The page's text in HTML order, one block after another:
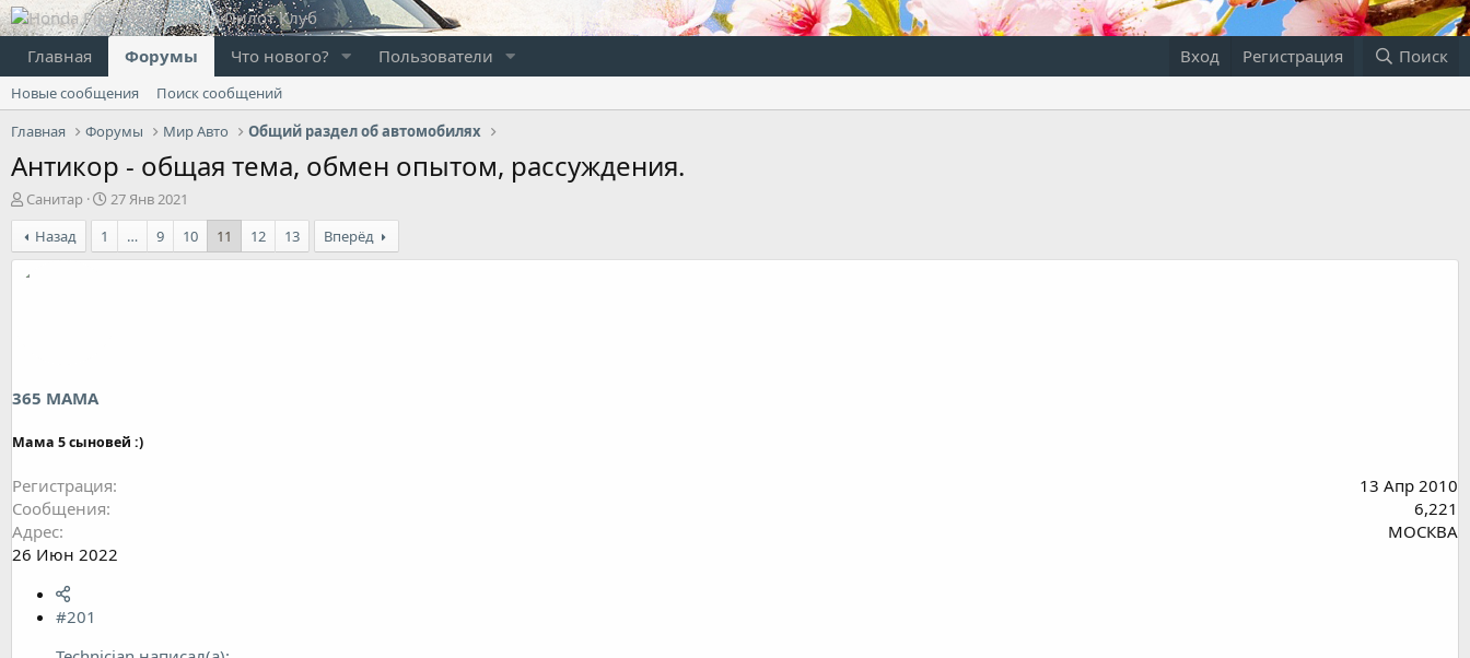
Главная Форумы Что нового? Пользователи Вход Регистрация Поиск
Новые сообщения
Поиск сообщений
Главная
Форумы Мир Авто Общий раздел об автомобилях
Антикор - общая тема, обмен опытом, рассуждения.
А
в
т
о
р
Санитар
Д
а
а
27 Янв 2021
Назад
1 … 9 10 11 12 13 Вперёд
365 МАМА
Мама 5 сыновей :)
Регистрация
13 Апр 2010
Сообщения
6,221
Адрес
МОСКВА
26 Июн 2022
#201